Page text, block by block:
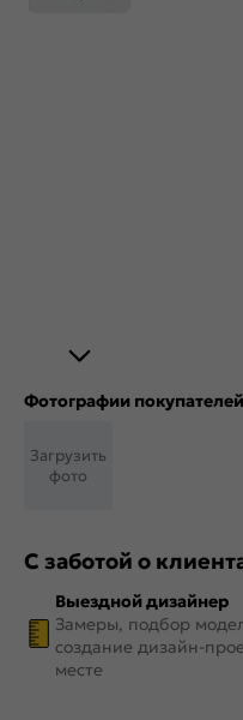
Фотографии покупателей
Загрузить
фото
С заботой о
Выездной дизайнер
Замеры, подбор
создание дизайн-
месте